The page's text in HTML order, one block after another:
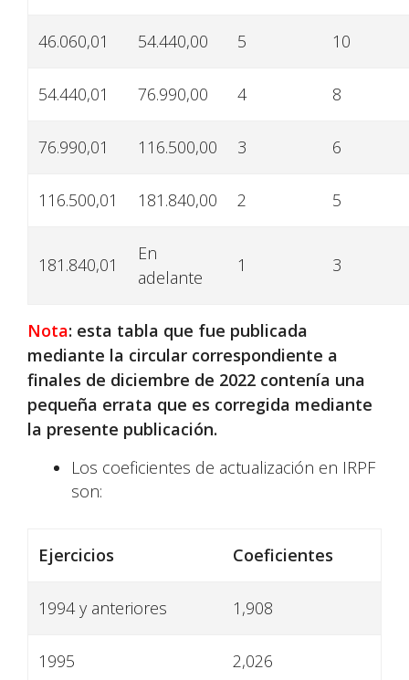
46.060,01 54.440,00 5 10
54.440,01 76.990,00 4 8
76.990,01 116.500,00 3 6
116.500,01 181.840,00 2 5
181.840,01
En
adelante
1 3
Nota: esta tabla que fue publicada
mediante la circular correspondiente a
finales de diciembre de 2022 contenía una
pequeña errata que es corregida mediante
la presente publicación.
Los coeficientes de actualización en IRPF
son:
Ejercicios Coeficientes
1994 y anteriores 1,908
1995 2,026